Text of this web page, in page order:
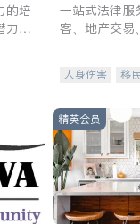
的培
力和
一站式法律服
客、地产交易
人身伤害 移
商标注册
精英会员